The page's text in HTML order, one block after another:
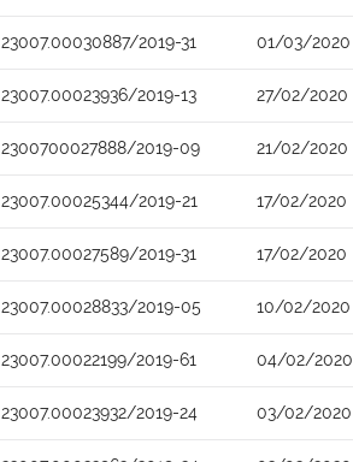
23007.00030887/2019-31 01/03/2020
23007.00023936/2019-13 27/02/2020
2300700027888/2019-09 21/02/2020
23007.00025344/2019-21 17/02/2020
23007.00027589/2019-31 17/02/2020
23007.00028833/2019-05 10/02/2020
23007.00022199/2019-61 04/02/2020
23007.00023932/2019-24 03/02/2020